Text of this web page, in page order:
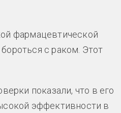
фармацевтической
с раком. Этот
показали, что в его
эффективности в